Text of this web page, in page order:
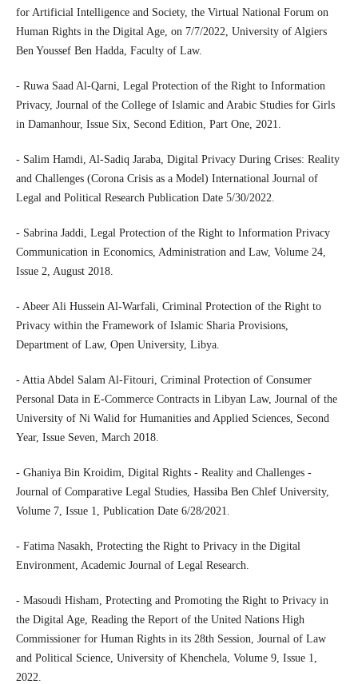
for Artificial Intelligence and Society, the Virtual National Forum on
Human Rights in the Digital Age, on 7/7/2022, University of Algiers
Ben Youssef Ben Hadda, Faculty of Law.
- Ruwa Saad Al-Qarni, Legal Protection of the Right to Information
Privacy, Journal of the College of Islamic and Arabic Studies for Girls
in Damanhour, Issue Six, Second Edition, Part One, 2021.
- Salim Hamdi, Al-Sadiq Jaraba, Digital Privacy During Crises: Reality
and Challenges (Corona Crisis as a Model) International Journal of
Legal and Political Research Publication Date 5/30/2022.
- Sabrina Jaddi, Legal Protection of the Right to Information Privacy
Communication in Economics, Administration and Law, Volume 24,
Issue 2, August 2018.
- Abeer Ali Hussein Al-Warfali, Criminal Protection of the Right to
Privacy within the Framework of Islamic Sharia Provisions,
Department of Law, Open University, Libya.
- Attia Abdel Salam Al-Fitouri, Criminal Protection of Consumer
Personal Data in E-Commerce Contracts in Libyan Law, Journal of the
University of Ni Walid for Humanities and Applied Sciences, Second
Year, Issue Seven, March 2018.
- Ghaniya Bin Kroidim, Digital Rights - Reality and Challenges -
Journal of Comparative Legal Studies, Hassiba Ben Chlef University,
Volume 7, Issue 1, Publication Date 6/28/2021.
- Fatima Nasakh, Protecting the Right to Privacy in the Digital
Environment, Academic Journal of Legal Research.
- Masoudi Hisham, Protecting and Promoting the Right to Privacy in
the Digital Age, Reading the Report of the United Nations High
Commissioner for Human Rights in its 28th Session, Journal of Law
and Political Science, University of Khenchela, Volume 9, Issue 1,
2022.